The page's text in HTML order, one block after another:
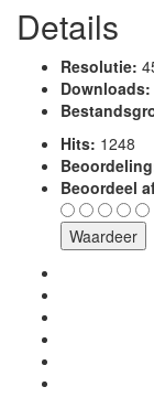
Details
Resolutie:
Downloads:
Hits: 1248
Beoordeel